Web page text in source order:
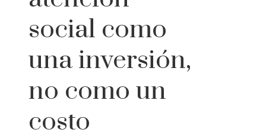
social como
una inversión,
no como un
costo